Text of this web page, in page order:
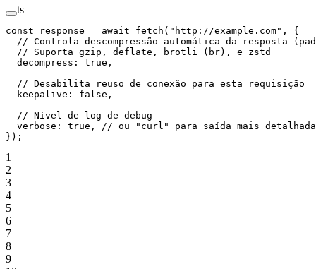
ts
const response = await fetch ( "http://example.com" , {
// Controla descompressão automática da resposta
  // Suporta gzip, deflate, brotli (br), e zstd
  decompress:
true ,
  // Desabilita reuso de conexão para esta requisição
  keepalive:
false ,
  // Nível de log de debug
  verbose:
true ,
// ou "curl" para saída mais detalhada
});
1
2
3
4
5
6
7
8
9